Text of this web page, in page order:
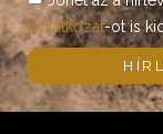
nyilatkozat-ot is